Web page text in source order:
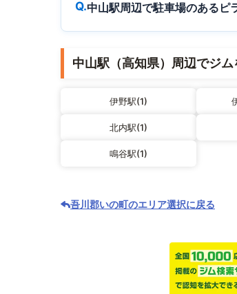
中山駅周辺で駐車場のあるピ
中山駅（高知県）周辺でジ
伊野駅(1)
北内駅(1)
鳴谷駅(1)
吾川郡いの町のエリア選択に戻る